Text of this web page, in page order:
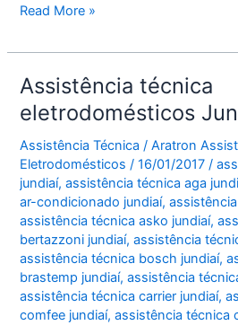
c
e
b
o
o
k
itt
er s
A
p
p
Assistência
Bosch
Jundiaí
Read More »
Assistência técnica
eletrodomésticos
Assistência Técnica /Aratron
Eletrodomésticos/16/01/2017/
jundiaí,assistência técnica aga
ar-condicionado jundiaí,
assistência técnica asko jundiaí,
bertazzoni jundiaí,assistência
assistência técnica bosch jundiaí,
brastemp jundiaí,assistência
assistência técnica carrier jundiaí,
comfee jundiaí,assistência técnica